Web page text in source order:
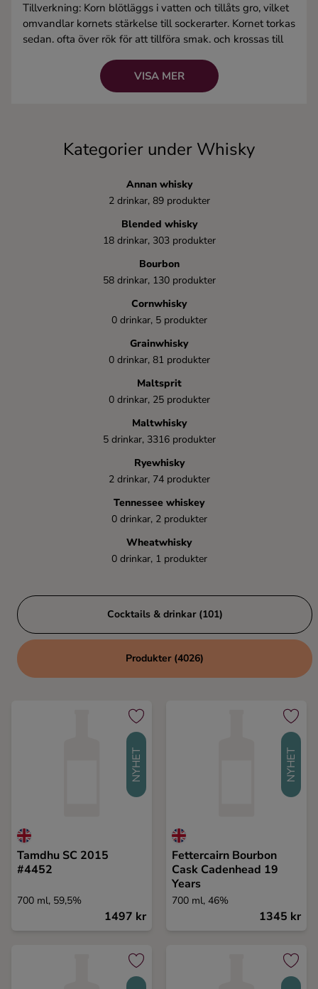
Whisky
Tillverkning: Korn blötläggs i vatten och tillåts gro, vilket
omvandlar kornets stärkelse till sockerarter. Kornet torkas
sedan, ofta över rök för att tillföra smak, och krossas till
vätska, som sedan destilleras och lagras.
Minst 40%, vanligtvis runt 72%.
VISA MER
Kategorier under Whisky
Annan whisky
2 drinkar, 89 produkter
Blended whisky
18 drinkar, 303 produkter
Bourbon
58 drinkar, 130 produkter
Cornwhisky
0 drinkar, 5 produkter
Grainwhisky
0 drinkar, 81 produkter
Maltsprit
0 drinkar, 25 produkter
Maltwhisky
5 drinkar, 3316 produkter
Ryewhisky
2 drinkar, 74 produkter
Tennessee whiskey
0 drinkar, 2 produkter
Wheatwhisky
0 drinkar, 1 produkter
Cocktails & drinkar (101)
Produkter (4026)
NYHET
Tamdhu SC 2015
#4452
700 ml, 59,5%
1497 kr
NYHET
Fettercairn Bourbon
Cask Cadenhead 19
Years
700 ml, 46%
1345 kr